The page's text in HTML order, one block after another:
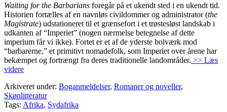
Waiting for the Barbarians foregår på et ukendt sted i en ukendt tid.
Historien fortælles af en navnløs civildommer og administrator (the
Magistrate) udstationeret til et grænsefort i et trøstesløst landskab i
udkanten af “Imperiet” (nogen nærmelse betegnelse af dette
imperium får vi ikke). Fortet er et af de yderste bolværk mod
“barbarerne,” et primitivt nomadefolk, som Imperiet over årene har
bekæmpet og fortrængt fra deres traditionelle landområder. >> Læs
videre
Arkiveret under: Boganmeldelser, Romaner og noveller,
Skønlitteratur
Tags: Afrika, Sydafrika